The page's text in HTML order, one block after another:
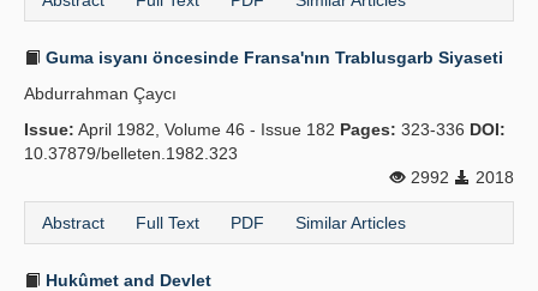
Guma isyanı öncesinde Fransa'nın Trablusgarb Siyaseti
Abdurrahman Çaycı
Issue: April 1982, Volume 46 - Issue 182 Pages: 323-336 DOI:
10.37879/belleten.1982.323
2992
2018
Abstract Full Text PDF Similar Articles
Hukûmet and Devlet